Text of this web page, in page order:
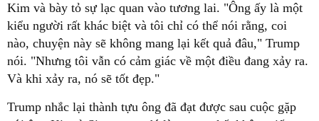
Kim và bày tỏ sự lạc quan vào tương lai. "Ông ấy là một
kiểu người rất khác biệt và tôi chỉ có thể nói rằng, coi
nào, chuyện này sẽ không mang lại kết quả đâu," Trump
nói. "Nhưng tôi vẫn có cảm giác về một điều đang xảy ra.
Và khi xảy ra, nó sẽ tốt đẹp."
Trump nhắc lại thành tựu ông đã đạt được sau cuộc gặp